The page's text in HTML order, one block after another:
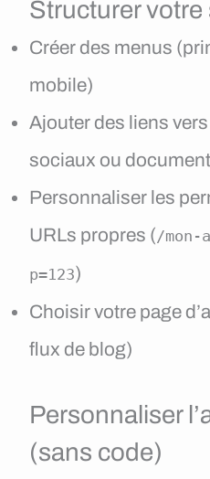
Structurer votre
Créer des menus
mobile)
Ajouter des liens
sociaux ou
Personnaliser les
URLs propres (/
p=123)
Choisir votre page
flux de blog)
Personnaliser
(sans code)